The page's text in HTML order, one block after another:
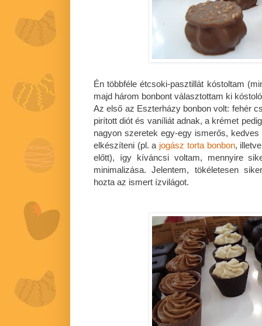
Én többféle étcsoki-pasztillát kóstoltam
majd három bonbont választottam ki
Az első az Eszterházy bonbon volt: fehér
pirított diót és vaníliát adnak, a krémet
nagyon szeretek egy-egy ismerős,
elkészíteni (pl. a jogász torta bonbon,
előtt), így kíváncsi voltam, mennyire
minimalizása. Jelentem, tökéletesen
hozta az ismert ízvilágot.